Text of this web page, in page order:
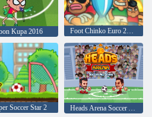
Kupa 2016 Foot Chinko Euro 2016
Soccer Star 2
Heads Arena Soccer All Stars